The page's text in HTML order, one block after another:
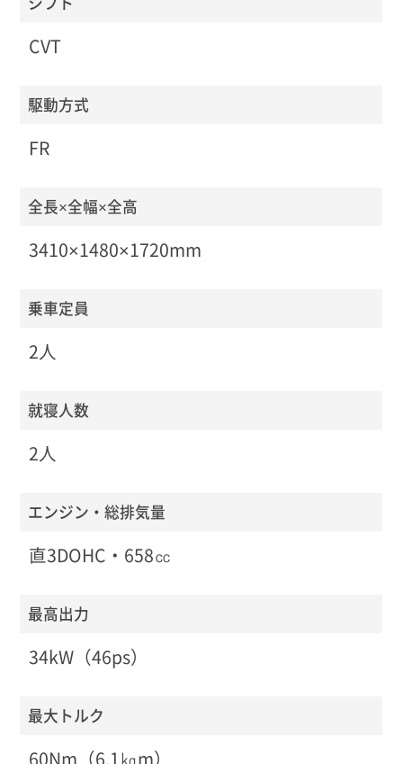
CVT
駆動方式
FR
全長×全幅×全高
3410×1480×1720mm
乗車定員
2人
就寝人数
2人
エンジン・総排気量
直3DOHC・658㏄
最高出力
34kW（46ps）
最大トルク
60Nm（6.1㎏m）